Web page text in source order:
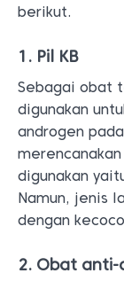
berikut.
1. Pil KB
Sebagai obat
digunakan
androgen
digunakan
Namun, jenis
dengan
2. Obat